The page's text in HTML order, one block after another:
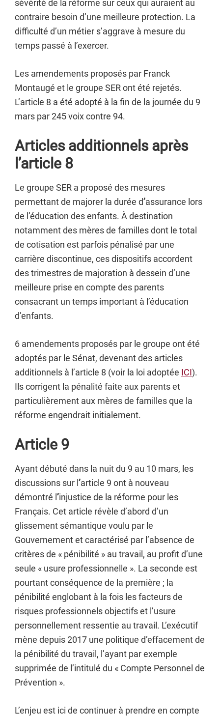
sévérité de la réforme sur ceux qui auraient au
contraire besoin d’une meilleure protection. La
difficulté d’un métier s’aggrave à mesure du
temps passé à l’exercer.
Les amendements proposés par Franck
Montaugé et le groupe SER ont été rejetés.
L’article 8 a été adopté à la fin de la journée du 9
mars par 245 voix contre 94.
Articles additionnels après
l’article 8
Le groupe SER a proposé des mesures
permettant de majorer la durée d’assurance lors
de l’éducation des enfants. À destination
notamment des mères de familles dont le total
de cotisation est parfois pénalisé par une
carrière discontinue, ces dispositifs accordent
des trimestres de majoration à dessein d’une
meilleure prise en compte des parents
consacrant un temps important à l’éducation
d’enfants.
6 amendements proposés par le groupe ont été
adoptés par le Sénat, devenant des articles
additionnels à l’article 8 (voir la loi adoptée ICI).
Ils corrigent la pénalité faite aux parents et
particulièrement aux mères de familles que la
réforme engendrait initialement.
Article 9
Ayant débuté dans la nuit du 9 au 10 mars, les
discussions sur l ’article 9 ont à nouveau
démontré l ’injustice de la réforme pour les
Français. Cet article révèle d’abord d’un
glissement sémantique voulu par le
Gouvernement et caractérisé par l’absence de
critères de « pénibilité » au travail, au profit d’une
seule « usure professionnelle ». La seconde est
pourtant conséquence de la première ; la
pénibilité englobant à la fois les facteurs de
risques professionnels objectifs et l’usure
personnellement ressentie au travail. L’exécutif
mène depuis 2017 une politique d’effacement de
la pénibilité du travail, l’ayant par exemple
supprimée de l’intitulé du « Compte Personnel de
Prévention ».
L’enjeu est ici de continuer à prendre en compte